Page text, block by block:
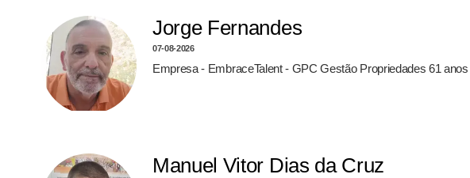
Jorge Fernandes
07-08-2026
Empresa - EmbraceTalent - GPC Gestão Propriedades 61 anos
Manuel Vitor Dias da Cruz